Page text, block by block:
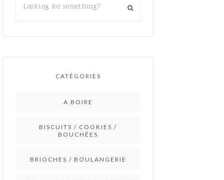
CATÉGORIES
A BOIRE
BISCUITS / COOKIES /
BOUCHÉES
BRIOCHES / BOULANGERIE